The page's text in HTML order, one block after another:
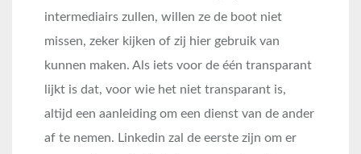
intermediairs zullen, willen ze de boot niet
missen, zeker kijken of zij hier gebruik van
kunnen maken. Als iets voor de één transparant
lijkt is dat, voor wie het niet transparant is,
altijd een aanleiding om een dienst van de ander
af te nemen. Linkedin zal de eerste zijn om er